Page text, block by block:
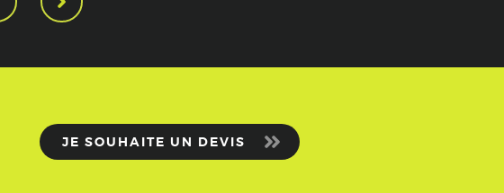
JE SOUHAITE UN DEVIS